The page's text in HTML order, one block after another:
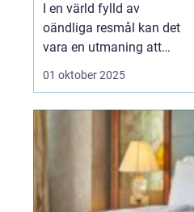
I en värld fylld av
oändliga resmål kan det
vara en utmaning att
välja rätt upplevelse.
de vill skapa minnen och
fördjupa sina kunskaper
01 oktober 2025